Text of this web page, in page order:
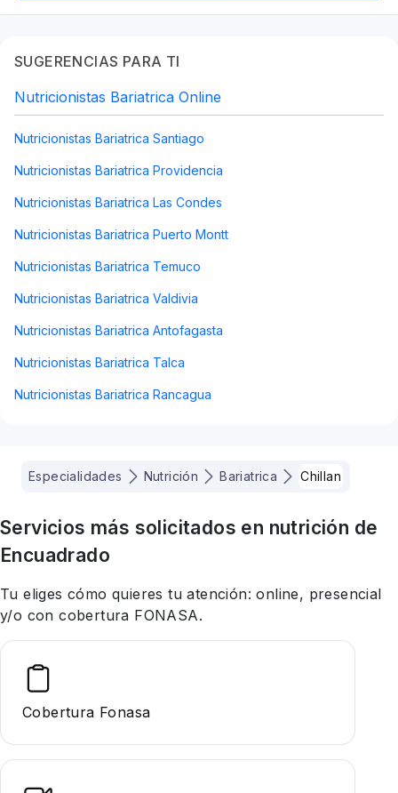
Acompañamiento farmacoterapia,
SUGERENCIAS PARA TI
Nutricionistas Bariatrica Online
Nutricionistas Bariatrica Santiago
Nutricionistas Bariatrica Providencia
Nutricionistas Bariatrica Las Condes
Nutricionistas Bariatrica Puerto Montt
Nutricionistas Bariatrica Temuco
Nutricionistas Bariatrica Valdivia
Nutricionistas Bariatrica Antofagasta
Nutricionistas Bariatrica Talca
Nutricionistas Bariatrica Rancagua
Especialidades Nutrición Bariatrica Chillan
Servicios más solicitados en nutrición de
Encuadrado
Tu eliges cómo quieres tu atención: online, presencial
y/o con cobertura FONASA.
Cobertura Fonasa